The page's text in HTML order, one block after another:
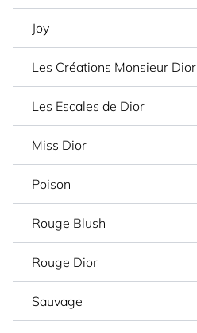
Joy
Les Créations Monsieur Dior
Les Escales de Dior
Miss Dior
Poison
Rouge Blush
Rouge Dior
Sauvage